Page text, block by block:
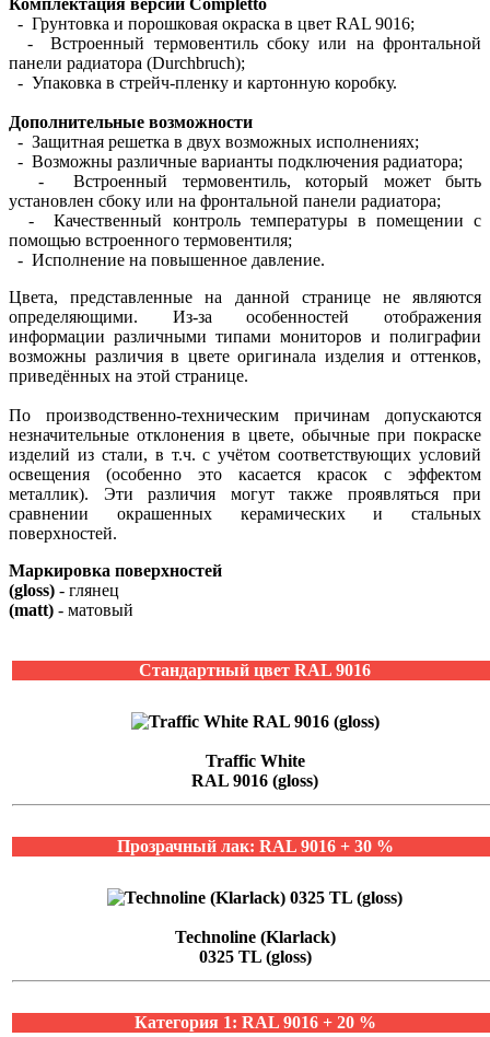
Комплектация версии Completto
- Грунтовка и порошковая окраска в цвет RAL 9016;
- Встроенный термовентиль сбоку или на фронтальной
панели радиатора (Durchbruch);
- Упаковка в стрейч-пленку и картонную коробку.
Дополнительные возможности
- Защитная решетка в двух возможных исполнениях;
- Возможны различные варианты подключения радиатора;
- Встроенный термовентиль, который может быть
установлен сбоку или на фронтальной панели радиатора;
- Качественный контроль температуры в помещении с
помощью встроенного термовентиля;
- Исполнение на повышенное давление.
Цвета, представленные на данной странице не являются
определяющими. Из-за особенностей отображения
информации различными типами мониторов и полиграфии
возможны различия в цвете оригинала изделия и оттенков,
приведённых на этой странице.
По производственно-техническим причинам допускаются
незначительные отклонения в цвете, обычные при покраске
изделий из стали, в т.ч. с учётом соответствующих условий
освещения (особенно это касается красок с эффектом
металлик). Эти различия могут также проявляться при
сравнении окрашенных керамических и стальных
поверхностей.
Маркировка поверхностей
(gloss) - глянец
(matt) - матовый
Стандартный цвет RAL 9016
Traffic White
RAL 9016 (gloss)
Прозрачный лак: RAL 9016 + 30 %
Technoline (Klarlack)
0325 TL (gloss)
Категория 1: RAL 9016 + 20 %